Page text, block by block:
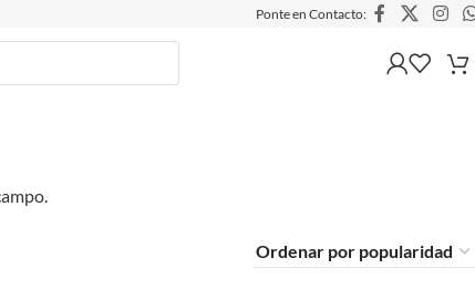
Ponte en Contacto: